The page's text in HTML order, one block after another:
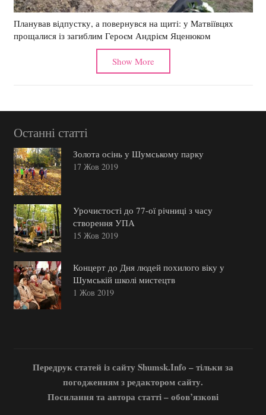
Планував відпустку, а повернувся на щиті: у Матвіївцях
прощалися із загиблим Героєм Андрієм Яценюком
Show More
Останні статті
Золота осінь у Шумському парку
17 Жов 2019
Урочистості до 77-ої річниці з часу
створення УПА
15 Жов 2019
Концерт до Дня людей похилого віку у
Шумській школі мистецтв
1 Жов 2019
Передрук статей із сайту Shumsk.Info – тільки за
погодженням з редактором сайту.
Посилання та автора статті – обов’язкові